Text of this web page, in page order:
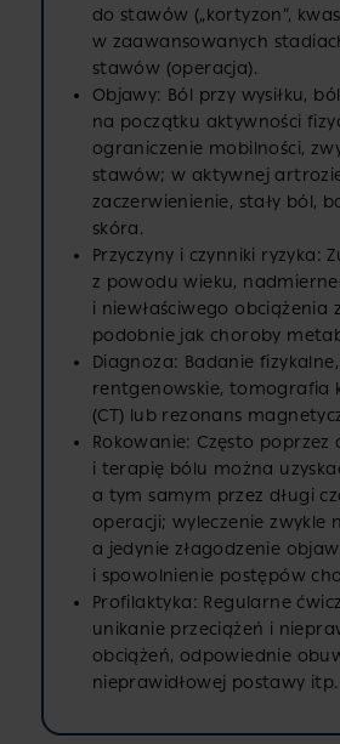
do stawów („kortyzon”,
w zaawansowanych
stawów (operacja).
Objawy: Ból przy wysiłku,
na początku aktywności
ograniczenie mobilności,
stawów; w aktywnej
zaczerwienienie, stały ból,
skóra.
Przyczyny i czynniki ryzyka:
z powodu wieku,
i niewłaściwego obciążenia
podobnie jak choroby
Diagnoza: Badanie
rentgenowskie, tomografia
(CT) lub rezonans
Rokowanie: Często poprzez
i terapię bólu można
a tym samym przez długi
operacji; wyleczenie zwykle
a jedynie złagodzenie
i spowolnienie postępów
Profilaktyka: Regularne
unikanie przeciążeń i
obciążeń, odpowiednie
nieprawidłowej postawy itp.